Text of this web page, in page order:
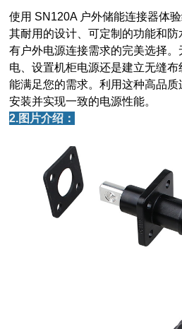
使用 SN120A 户外储能连接器体
其耐用的设计、可定制的功能和
有户外电源连接需求的完美选择
电、设置机柜电源还是建立无缝
能满足您的需求。利用这种高品
安装并实现一致的电源性能。
2.图片介绍：